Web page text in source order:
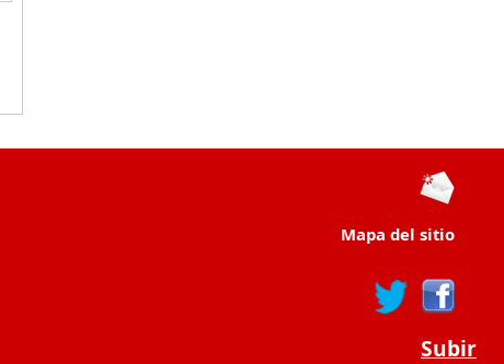
Mapa del sitio
Subir